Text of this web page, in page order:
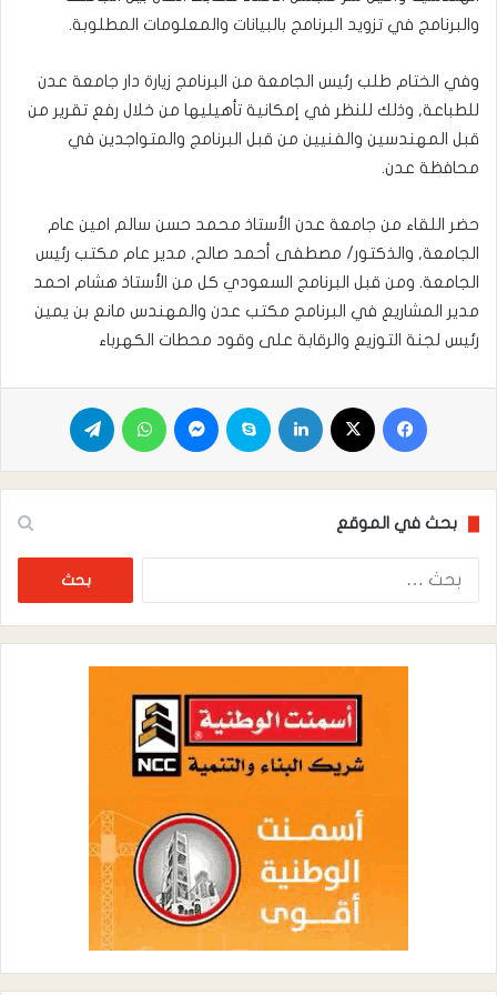
والبرنامج في تزويد البرنامج بالبيانات والمعلومات المطلوبة.
وفي الختام طلب رئيس الجامعة من البرنامج زيارة دار جامعة عدن
للطباعة, وذلك للنظر في إمكانية تأهيليها من خلال رفع تقرير من
قبل المهندسين والفنيين من قبل البرنامج والمتواجدين في
محافظة عدن.
حضر اللقاء من جامعة عدن الأستاذ محمد حسن سالم امين عام
الجامعة, والذكتور/ مصطفى أحمد صالح, مدير عام مكتب رئيس
الجامعة. ومن قبل البرنامج السعودي كل من الأستاذ هشام احمد
مدير المشاريع في البرنامج مكتب عدن والمهندس مانع بن يمين
رئيس لجنة التوزيع والرقابة على وقود محطات الكهرباء
فيسبوك لينكدإن سكايب ماسنجر واتساب
بحث في الموقع